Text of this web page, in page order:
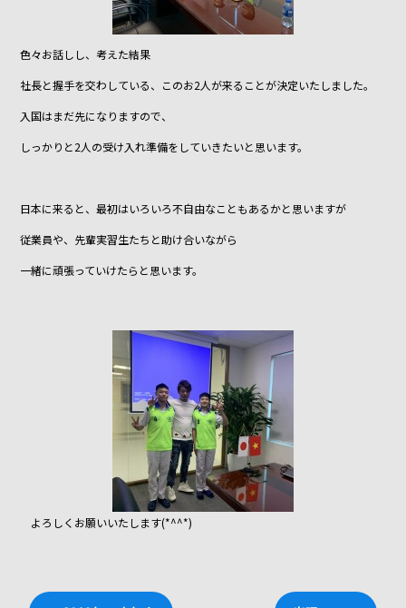
色々お話しし、考えた結果
社長と握手を交わしている、このお2人が来ることが決定いたしました。
入国はまだ先になりますので、
しっかりと2人の受け入れ準備をしていきたいと思います。
日本に来ると、最初はいろいろ不自由なこともあるかと思いますが
従業員や、先輩実習生たちと助け合いながら
一緒に頑張っていけたらと思います。
よろしくお願いいたします(*^^*)